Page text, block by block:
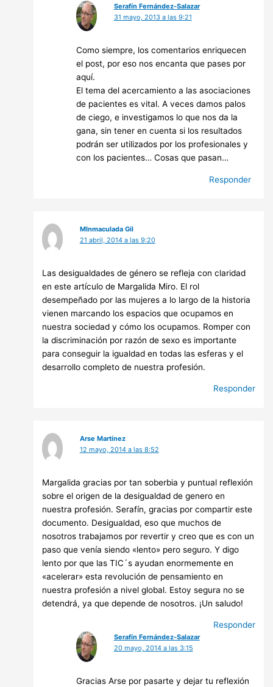
Serafín Fernández-Salazar
31 mayo, 2013 a las 9:21
Como siempre, los comentarios enriquecen
el post, por eso nos encanta que pases por
aquí.
El tema del acercamiento a las asociaciones
de pacientes es vital. A veces damos palos
de ciego, e investigamos lo que nos da la
gana, sin tener en cuenta si los resultados
podrán ser utilizados por los profesionales y
con los pacientes… Cosas que pasan…
Responder
MInmaculada Gil
21 abril, 2014 a las 9:20
Las desigualdades de género se refleja con claridad
en este artículo de Margalida Miro. El rol
desempeñado por las mujeres a lo largo de la historia
vienen marcando los espacios que ocupamos en
nuestra sociedad y cómo los ocupamos. Romper con
la discriminación por razón de sexo es importante
para conseguir la igualdad en todas las esferas y el
desarrollo completo de nuestra profesión.
Responder
Arse Martínez
12 mayo, 2014 a las 8:52
Margalida gracias por tan soberbia y puntual reflexión
sobre el origen de la desigualdad de genero en
nuestra profesión. Serafín, gracias por compartir este
documento. Desigualdad, eso que muchos de
nosotros trabajamos por revertir y creo que es con un
paso que venía siendo «lento» pero seguro. Y digo
lento por que las TIC´s ayudan enormemente en
«acelerar» esta revolución de pensamiento en
nuestra profesión a nivel global. Estoy segura no se
detendrá, ya que depende de nosotros. ¡Un saludo!
Responder
Serafín Fernández-Salazar
20 mayo, 2014 a las 3:15
Gracias Arse por pasarte y dejar tu reflexión